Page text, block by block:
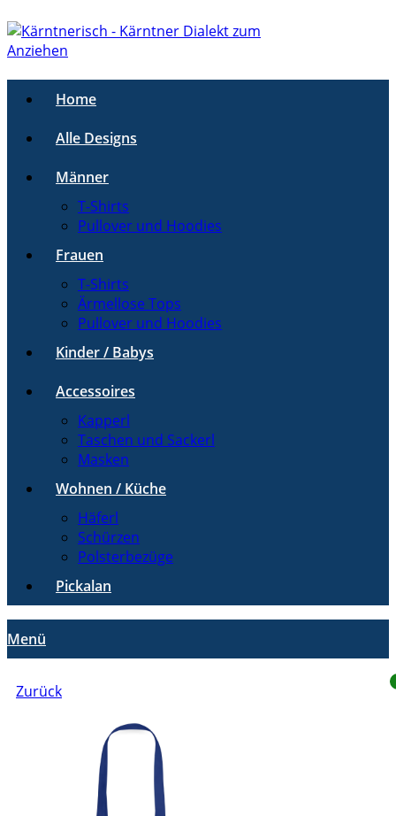
Home
Alle Designs
Männer
T-Shirts
Pullover und Hoodies
Frauen
T-Shirts
Ärmellose Tops
Pullover und Hoodies
Kinder / Babys
Accessoires
Kapperl
Taschen und Sackerl
Masken
Wohnen / Küche
Häferl
Schürzen
Polsterbezüge
Pickalan
Menü
Zurück